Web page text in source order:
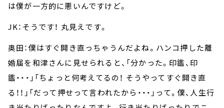
は僕が一方的に悪いんですけど。
JK：そうです！ 丸見えです。
奥田：僕はすぐ開き直っちゃうんだよね。ハンコ押した離
婚届を和津さんに見せられると、「分かった。印鑑、印
鑑・・・」「ちょっと何考えてるの！ そうやってすぐ開き直
る！！」「だって押せって言われたから・・・」って。僕、人生行